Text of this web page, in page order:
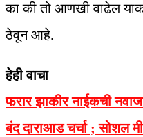
का की तो आणखी वाढेल
ठेवून आहे.
हेही वाचा
फरार झाकीर नाईकची
बंद दाराआड चर्चा ; सोशल